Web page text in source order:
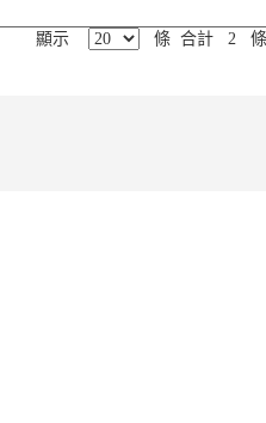
顯示 條 合計 2 條